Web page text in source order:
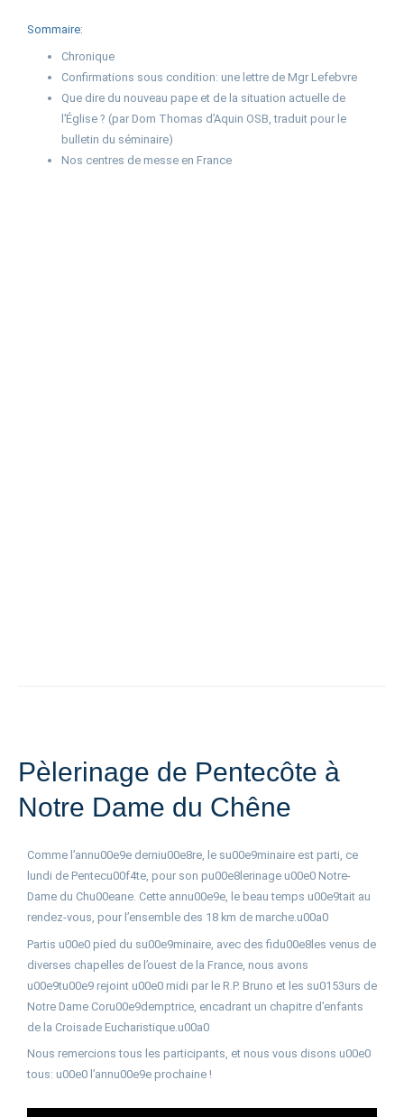
Sommaire:
Chronique
Confirmations sous condition: une lettre de Mgr Lefebvre
Que dire du nouveau pape et de la situation actuelle de
l’Église ? (par Dom Thomas d’Aquin OSB, traduit pour le
bulletin du séminaire)
Nos centres de messe en France
Pèlerinage de Pentecôte à
Notre Dame du Chêne
Comme l’annu00e9e derniu00e8re, le su00e9minaire est parti, ce
lundi de Pentecu00f4te, pour son pu00e8lerinage u00e0 Notre-
Dame du Chu00eane. Cette annu00e9e, le beau temps u00e9tait au
rendez-vous, pour l’ensemble des 18 km de marche.u00a0
Partis u00e0 pied du su00e9minaire, avec des fidu00e8les venus de
diverses chapelles de l’ouest de la France, nous avons
u00e9tu00e9 rejoint u00e0 midi par le R.P. Bruno et les su0153urs de
Notre Dame Coru00e9demptrice, encadrant un chapitre d’enfants
de la Croisade Eucharistique.u00a0
Nous remercions tous les participants, et nous vous disons u00e0
tous: u00e0 l’annu00e9e prochaine !